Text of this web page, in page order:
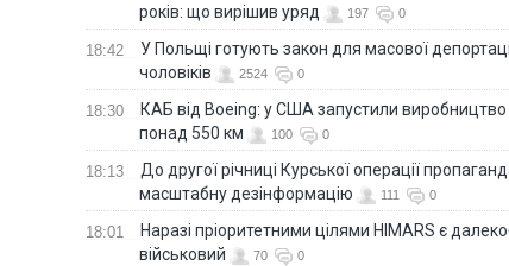
років: що вирішив уряд
197 0
18:42
У Польщі готують закон для масової
чоловіків
2524 0
18:30
КАБ від Boeing: у США запустили
понад 550 км
100 0
18:13
До другої річниці Курської операції
масштабну дезінформацію
111 0
18:01
Наразі пріоритетними цілями HIMARS є
військовий
70 0